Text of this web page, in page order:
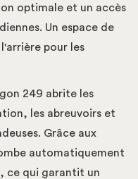
optimale et un accès
Un espace de
pour les
249 abrite les
les abreuvoirs et
Grâce aux
automatiquement
ce qui garantit un